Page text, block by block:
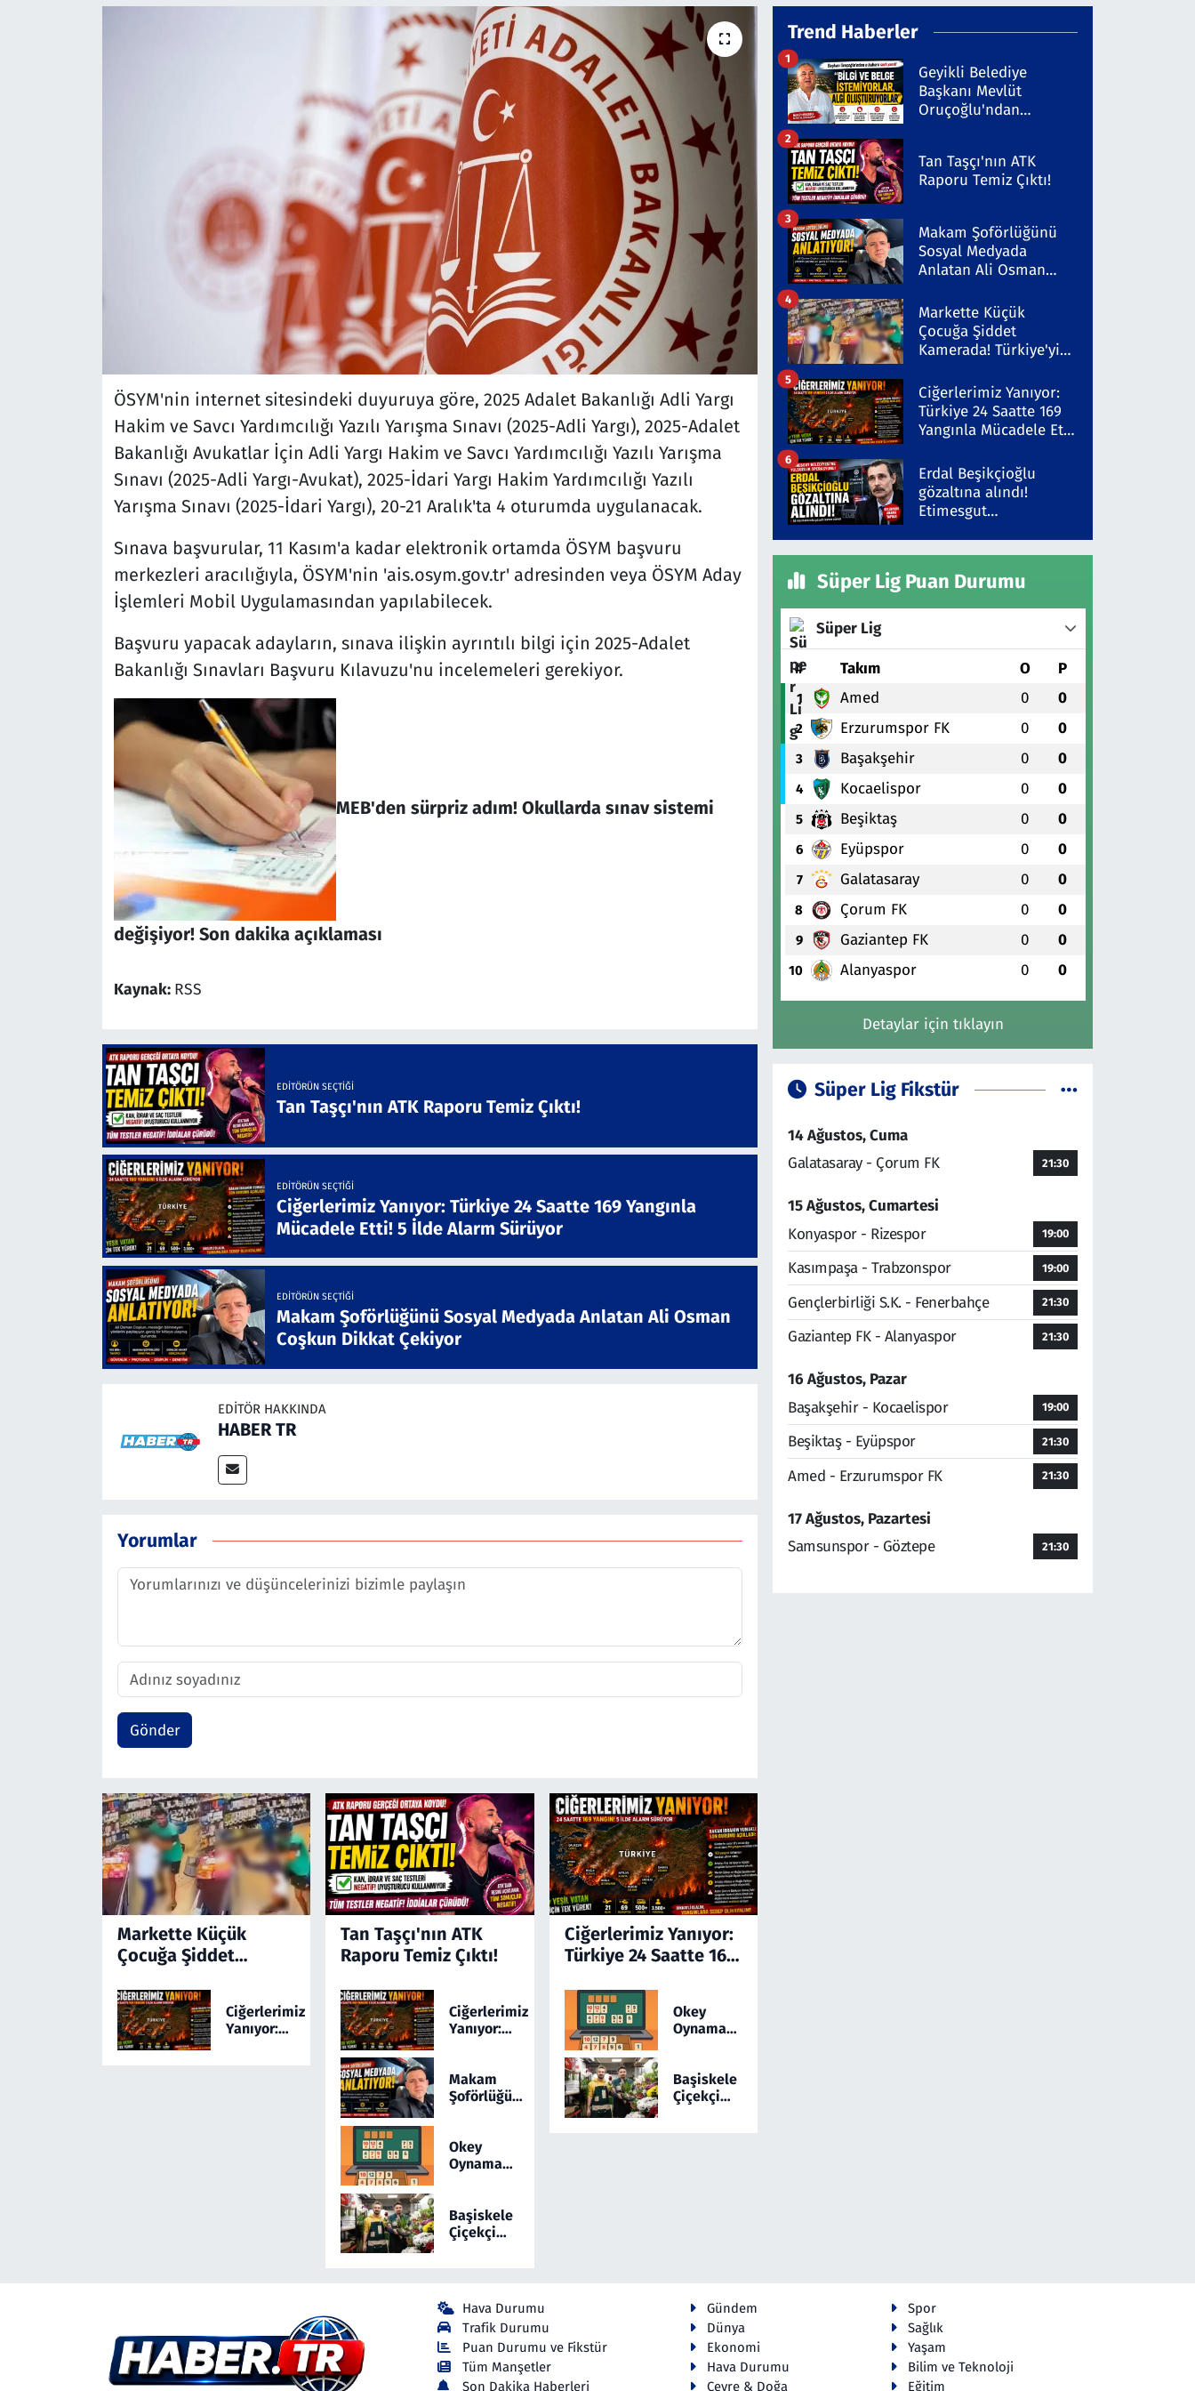
ÖSYM'nin internet sitesindeki duyuruya göre, 2025 Adalet Bakanlığı Adli Yargı
Hakim ve Savcı Yardımcılığı Yazılı Yarışma Sınavı (2025-Adli Yargı), 2025-Adalet
Bakanlığı Avukatlar İçin Adli Yargı Hakim ve Savcı Yardımcılığı Yazılı Yarışma
Sınavı (2025-Adli Yargı-Avukat), 2025-İdari Yargı Hakim Yardımcılığı Yazılı
Yarışma Sınavı (2025-İdari Yargı), 20-21 Aralık'ta 4 oturumda uygulanacak.
Sınava başvurular, 11 Kasım'a kadar elektronik ortamda ÖSYM başvuru
merkezleri aracılığıyla, ÖSYM'nin 'ais.osym.gov.tr' adresinden veya ÖSYM Aday
İşlemleri Mobil Uygulamasından yapılabilecek.
Başvuru yapacak adayların, sınava ilişkin ayrıntılı bilgi için 2025-Adalet
Bakanlığı Sınavları Başvuru Kılavuzu'nu incelemeleri gerekiyor.
MEB'den sürpriz adım! Okullarda sınav sistemi
değişiyor! Son dakika açıklaması
Kaynak: RSS
EDITÖRÜN SEÇTIĞI
Tan Taşçı'nın ATK Raporu Temiz Çıktı!
EDITÖRÜN SEÇTIĞI
Ciğerlerimiz Yanıyor: Türkiye 24 Saatte 169 Yangınla
Mücadele Etti! 5 İlde Alarm Sürüyor
EDITÖRÜN SEÇTIĞI
Makam Şoförlüğünü Sosyal Medyada Anlatan Ali Osman
Coşkun Dikkat Çekiyor
EDITÖR HAKKINDA
HABER TR
Yorumlar
Gönder
Markette Küçük
Çocuğa Şiddet
Ayağa Kaldıran
Olayda Şüpheli
Gözaltında
Ciğerlerimiz
Yanıyor:
Tan Taşçı'nın ATK
Raporu Temiz Çıktı!
Ciğerlerimiz
Yanıyor:
Yangınla
Mücadele
Sürüyor
Makam
Şoförlüğünü
Anlatan Ali
Osman
Çekiyor
Okey
Oynamayı
Yepyeni
Bir Online
Başiskele
Çiçekçi
Ciğerlerimiz Yanıyor:
Türkiye 24 Saatte 169
Etti! 5 İlde Alarm
Sürüyor
Okey
Oynamayı
Yepyeni
Bir Online
Başiskele
Çiçekçi
Trend Haberler
Geyikli Belediye
Başkanı Mevlüt
Oruçoğlu'ndan
1
Tan Taşçı'nın ATK
Raporu Temiz Çıktı!
2
Makam Şoförlüğünü
Sosyal Medyada
Anlatan Ali Osman
3
Markette Küçük
Çocuğa Şiddet
Kamerada! Türkiye'yi
Şüpheli Gözaltında
4
Ciğerlerimiz Yanıyor:
Türkiye 24 Saatte 169
Yangınla Mücadele Etti!
5
Erdal Beşikçioğlu
gözaltına alındı!
Etimesgut
6
Süper Lig Puan Durumu
Süper Lig
# Takım O P
1 Amed 0 0
2 Erzurumspor FK 0 0
3 Başakşehir 0 0
4 Kocaelispor 0 0
5 Beşiktaş 0 0
6 Eyüpspor 0 0
7 Galatasaray 0 0
8 Çorum FK 0 0
9 Gaziantep FK 0 0
10 Alanyaspor 0 0
Detaylar için tıklayın
Süper Lig Fikstür
14 Ağustos, Cuma
Galatasaray - Çorum FK
21:30
15 Ağustos, Cumartesi
Konyaspor - Rizespor
19:00
Kasımpaşa - Trabzonspor 19:00
Gençlerbirliği S.K. - Fenerbahçe 21:30
Gaziantep FK - Alanyaspor 21:30
16 Ağustos, Pazar
Başakşehir - Kocaelispor
19:00
Beşiktaş - Eyüpspor 21:30
Amed - Erzurumspor FK 21:30
17 Ağustos, Pazartesi
Samsunspor - Göztepe
21:30
Hava Durumu
Trafik Durumu
Puan Durumu ve Fikstür
Tüm Manşetler
Son Dakika Haberleri
Gündem
Spor
Dünya
Sağlık
Ekonomi
Yaşam
Hava Durumu
Bilim ve Teknoloji
Çevre & Doğa
Eğitim